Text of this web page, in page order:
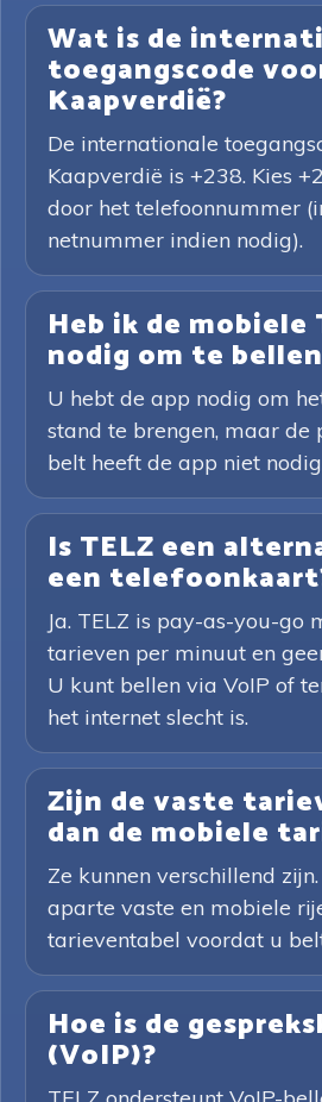
Wat is de
toegangscode
Kaapverdië?
De internationale
Kaapverdië is +238. Kies
door het telefoonnummer
netnummer indien nodig).
Heb ik de mobiele
nodig om te
U hebt de app nodig om
stand te brengen, maar de
belt heeft de app niet
Is TELZ een
een
Ja. TELZ is pay-as-you-go
tarieven per minuut en
U kunt bellen via VoIP of
het internet slecht is.
Zijn de vaste
dan de mobiele
Ze kunnen verschillend
aparte vaste en mobiele
tarieventabel voordat u
Hoe is de
(VoIP)?